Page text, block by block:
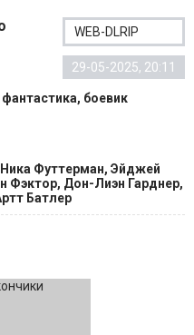
WEB-DLRIP
29-05-2025, 20:11
боевик
Ника Футтерман, Эйджей
Фэктор, Дон-Лиэн Гарднер,
Батлер